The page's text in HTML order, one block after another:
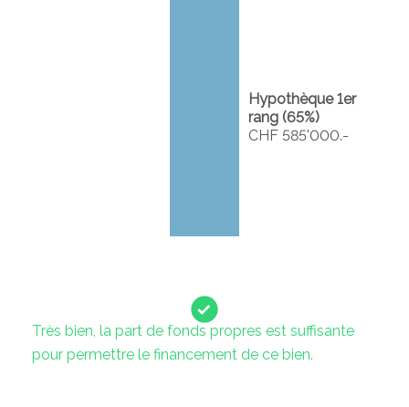
Hypothèque 1er
rang (65%)
CHF 585'000.-
Très bien, la part de fonds propres est suffisante
pour permettre le financement de ce bien.